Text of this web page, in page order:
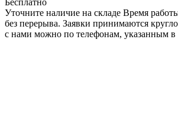
Бесплатно
Уточните наличие на складе Время
без перерыва. Заявки принимаются
с нами можно по телефонам, указанным в